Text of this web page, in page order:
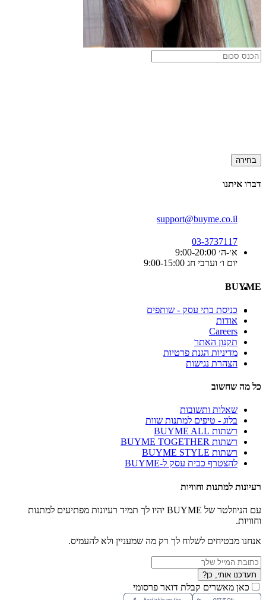
בחירה
דברו איתנו
support@buyme.co.il
03-3737117
א׳-ה׳ 9:00-20:00
יום ו׳ וערבי חג 9:00-15:00
BUYME
כניסת בתי עסק - שותפים
אודות
Careers
תקנון האתר
מדיניות הגנת פרטיות
הצהרת נגישות
כל מה שחשוב
שאלות ותשובות
בלוג - טיפים למתנות שוות
רשתות BUYME ALL
רשתות BUYME TOGETHER
רשתות BUYME STYLE
להצטרף כבית עסק ל-BUYME
רעיונות למתנות וחוויות
עם הניוזלטר של BUYME יהיו לך תמיד רעיונות מפתיעים למתנות
וחוויות.
אנחנו מבטיחים לשלוח לך רק מה שמעניין ולא להעמיס.
תעדכנו אותי, כן?
כאן מאשרים קבלת דואר פרסומי